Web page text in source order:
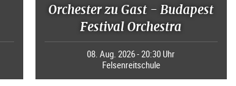
Orchester zu Gast - Budapest
Festival Orchestra
08. Aug. 2026 - 20:30 Uhr
Felsenreitschule